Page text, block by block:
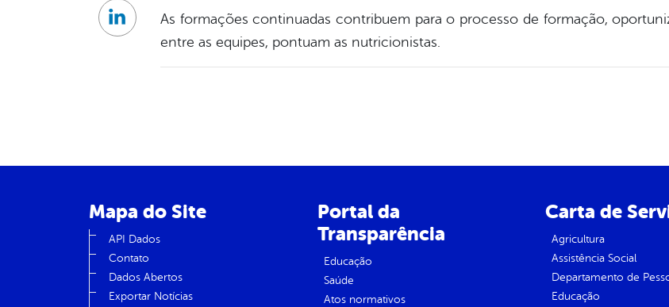
As formações continuadas contribuem para o processo de formação,
entre as equipes, pontuam as nutricionistas.
Linkedin
Mapa do Site
API Dados
Contato
Dados Abertos
Exportar Notícias
Portal da
Transparência
Educação
Saúde
Atos normativos
Carta de
Agricultura
Assistência Social
Departamento de
Educação